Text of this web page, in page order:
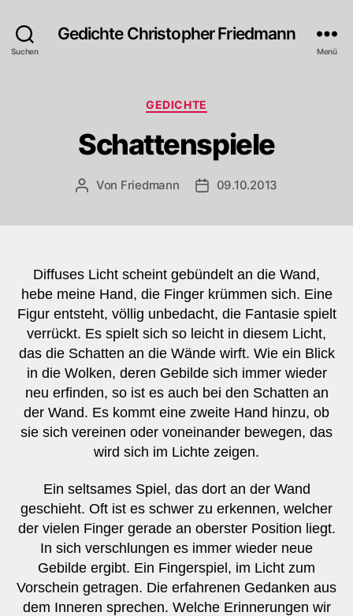
Suchen
Gedichte Christopher Friedmann
Menü
Kategorien
GEDICHTE
Schattenspiele
Beitragsautor
Von Friedmann Veröffentlichungsdatum
09.10.2013
Diffuses Licht scheint gebündelt an die Wand,
hebe meine Hand, die Finger krümmen sich. Eine
Figur entsteht, völlig unbedacht, die Fantasie spielt
verrückt. Es spielt sich so leicht in diesem Licht,
das die Schatten an die Wände wirft. Wie ein Blick
in die Wolken, deren Gebilde sich immer wieder
neu erfinden, so ist es auch bei den Schatten an
der Wand. Es kommt eine zweite Hand hinzu, ob
sie sich vereinen oder voneinander bewegen, das
wird sich im Lichte zeigen.
Ein seltsames Spiel, das dort an der Wand
geschieht. Oft ist es schwer zu erkennen, welcher
der vielen Finger gerade an oberster Position liegt.
In sich verschlungen es immer wieder neue
Gebilde ergibt. Ein Fingerspiel, im Licht zum
Vorschein getragen. Die erfahrenen Gedanken aus
dem Inneren sprechen. Welche Erinnerungen wir